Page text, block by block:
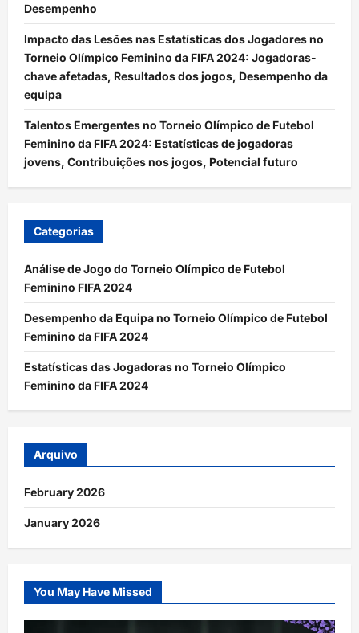
Desempenho
Impacto das Lesões nas Estatísticas dos Jogadores no
Torneio Olímpico Feminino da FIFA 2024: Jogadoras-
chave afetadas, Resultados dos jogos, Desempenho da
equipa
Talentos Emergentes no Torneio Olímpico de Futebol
Feminino da FIFA 2024: Estatísticas de jogadoras
jovens, Contribuições nos jogos, Potencial futuro
Categorias
Análise de Jogo do Torneio Olímpico de Futebol
Feminino FIFA 2024
Desempenho da Equipa no Torneio Olímpico de Futebol
Feminino da FIFA 2024
Estatísticas das Jogadoras no Torneio Olímpico
Feminino da FIFA 2024
Arquivo
February 2026
January 2026
You May Have Missed